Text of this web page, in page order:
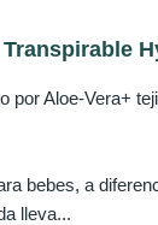
Aloe-Vera+
bebes, a
lleva...